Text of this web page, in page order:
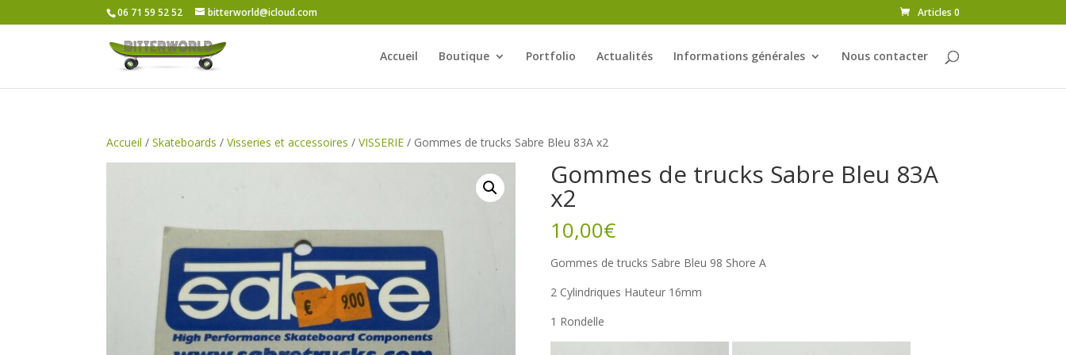
06 71 59 52 52 bitterworld@icloud.com Articles 0
Accueil Boutique Portfolio Actualités Informations générales Nous contacter
Accueil /Skateboards /Visseries et accessoires /VISSERIE / Gommes de trucks Sabre Bleu 83A x2
Gommes de trucks Sabre Bleu 83A
x2
10,00€
Gommes de trucks Sabre Bleu 98 Shore A
2 Cylindriques Hauteur 16mm
1 Rondelle